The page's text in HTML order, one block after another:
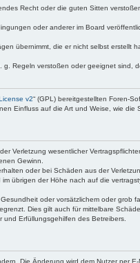
Recht oder die guten Sitten
oder anderer im Board
übernimmt, die er nicht selbst erstellt
Regeln verstoßen oder geeignet sind,
v2“ (GPL) bereitgestellten Foren-
Einfluss auf die Art und Weise, wie
Verletzung wesentlicher
Gewinn.
oder bei Schäden aus der
übrigen der Höhe nach auf die
oder vorsätzlichem oder grob
Dies gilt auch für mittelbare
Erfüllungsgehilfen des Betreibers.
Die Änderung wird dem Nutzer per E-